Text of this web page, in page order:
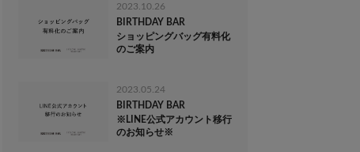
2023.10.26
BIRTHDAY BAR
ショッピングバッグ有料化
のご案内
2023.05.24
BIRTHDAY BAR
※LINE公式アカウント移行
のお知らせ※